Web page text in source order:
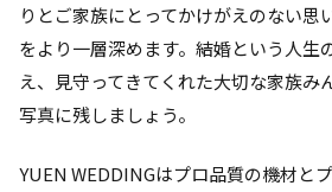
りとご家族にとってかけがえのない思
をより一層深めます。結婚という人生
え、見守ってきてくれた大切な家族み
写真に残しましょう。
YUEN WEDDINGはプロ品質の機材と